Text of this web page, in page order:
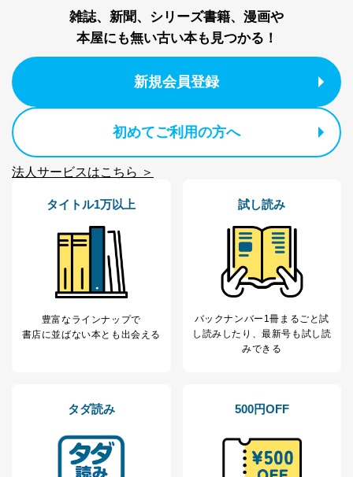
者を識別・認証しています。
外部からの不正アクセス等の防止
個人データを取り扱う機器等にセキュリティ対策
により、これを最新状態としています。
情報システムの使用に伴う漏洩等の防止
メール等により個人データの含まれるファイルを
送信する場合に、当該ファイルへのパスワードを
当社は、内部監査及びマネジメントレビューの機会を通
じて、個人情報保護マネジメントシステムを継続的に改
善し、常に最良の状態を維持します。
貴殿の個人情報及び当社の個人情報保護マネジメントシ
ステムに関するご相談及び苦情については以下までご連
株式会社富士山マガジンサービス 個人情報問い合わせ
TEL：0570-200-223
FAX：03-5459-7073
e-mail：cs@fujisan.co.jp
雑誌、新聞、シリーズ書籍、漫画や
本屋にも無い古い本も見つかる！
新規会員登録
初めてご利用の方へ
法人サービスはこちら ＞
タイトル1万以上
豊富なラインナップで
書店に並ばない本とも出会える
試し読み
バックナンバー1冊まるごと試
し読み したり、最新号も試し読
みできる
タダ読み 500円OFF